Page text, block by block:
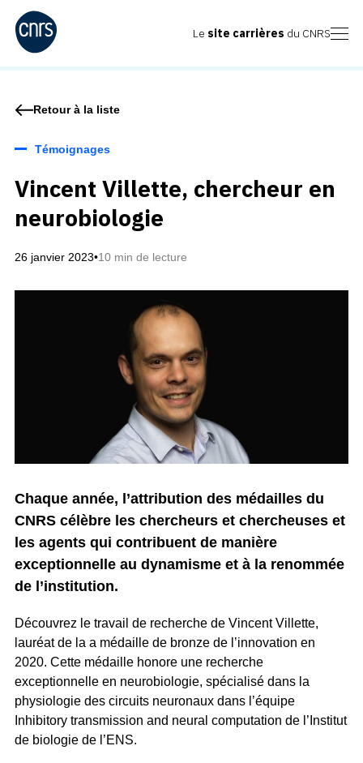
Le site carrières du CNRS
Retour à la liste
Témoignages
Vincent Villette, chercheur en
neurobiologie
26 janvier 2023•10 min de lecture
Chaque année, l’attribution des médailles du
CNRS célèbre les chercheurs et chercheuses et
les agents qui contribuent de manière
exceptionnelle au dynamisme et à la renommée
de l’institution.
Découvrez le travail de recherche de Vincent Villette,
lauréat de la a médaille de bronze de l’innovation en
2020. Cette médaille honore une recherche
exceptionnelle en neurobiologie, spécialisé dans la
physiologie des circuits neuronaux dans l’équipe
Inhibitory transmission and neural computation de l’Institut
de biologie de l’ENS.